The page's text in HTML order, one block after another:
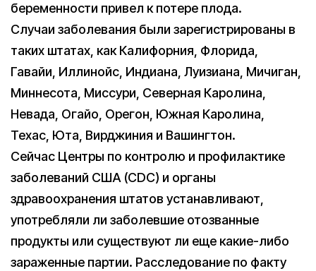
беременности привел к потере плода.
Случаи заболевания были зарегистрированы в
таких штатах, как Калифорния, Флорида,
Гавайи, Иллинойс, Индиана, Луизиана, Мичиган,
Миннесота, Миссури, Северная Каролина,
Невада, Огайо, Орегон, Южная Каролина,
Техас, Юта, Вирджиния и Вашингтон.
Сейчас Центры по контролю и профилактике
заболеваний США (CDC) и органы
здравоохранения штатов устанавливают,
употребляли ли заболевшие отозванные
продукты или существуют ли еще какие-либо
зараженные партии. Расследование по факту